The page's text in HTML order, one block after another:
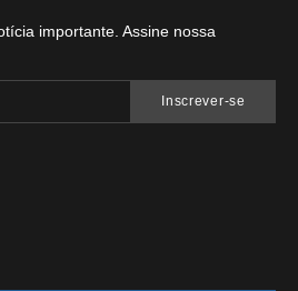
importante. Assine nossa
Inscrever-se